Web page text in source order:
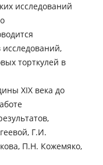
исследований
торткулей в
ХІХ века до
Г.И.
П.Н. Кожемяко,